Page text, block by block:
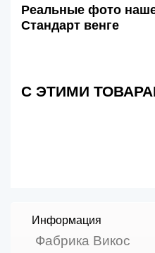
Реальные фото
Стандарт венге
С ЭТИМИ
Информация
Фабрика Викос